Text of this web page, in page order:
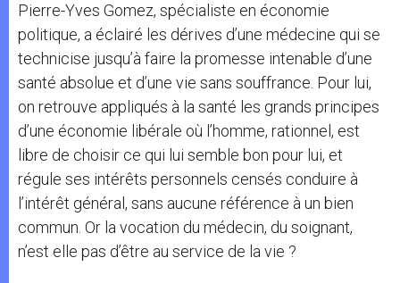
Pierre-Yves Gomez, spécialiste en économie
politique, a éclairé les dérives d’une médecine qui se
technicise jusqu’à faire la promesse intenable d’une
santé absolue et d’une vie sans souffrance. Pour lui,
on retrouve appliqués à la santé les grands principes
d’une économie libérale où l’homme, rationnel, est
libre de choisir ce qui lui semble bon pour lui, et
régule ses intérêts personnels censés conduire à
l’intérêt général, sans aucune référence à un bien
commun. Or la vocation du médecin, du soignant,
n’est elle pas d’être au service de la vie ?